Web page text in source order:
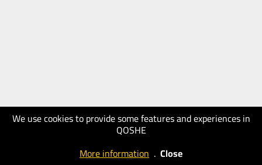
We use cookies to provide some features and experiences in
QOSHE
More information . Close